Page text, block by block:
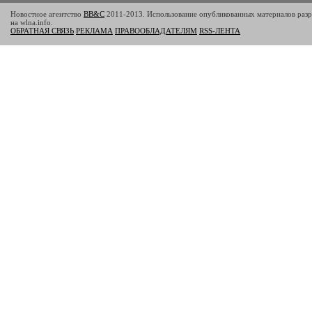
Новостное агентство BB&C 2011-2013. Использование опубликованных материалов
на wlna.info.
ОБРАТНАЯ СВЯЗЬ РЕКЛАМА ПРАВООБЛАДАТЕЛЯМ RSS-ЛЕНТА